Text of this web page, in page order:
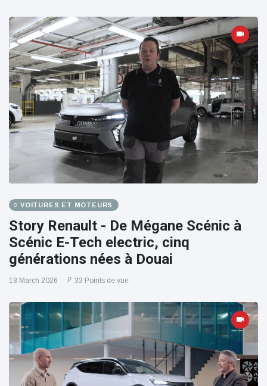
VOITURES ET MOTEURS
Story Renault - De Mégane Scénic à
Scénic E-Tech electric, cinq
générations nées à Douai
18 March 2026 33 Points de vue